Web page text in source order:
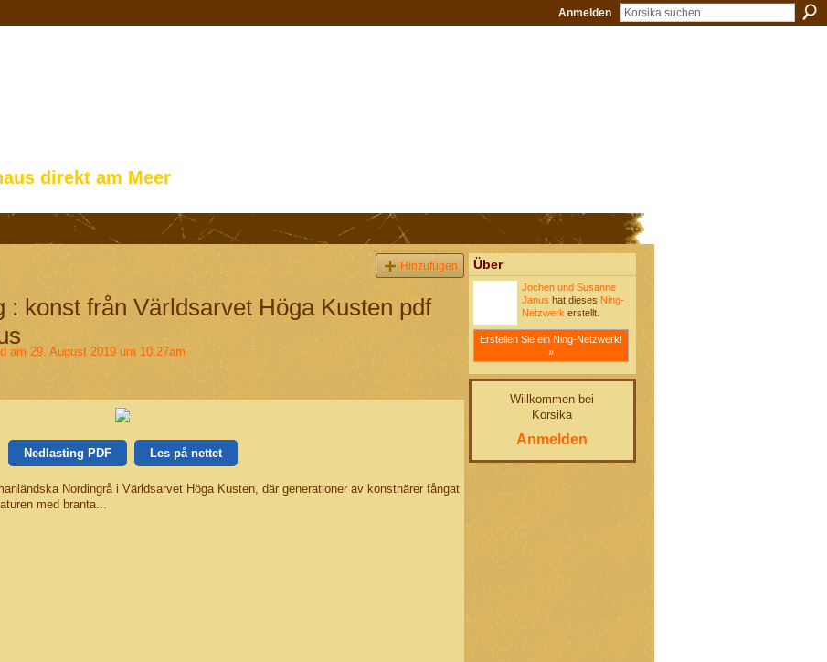
Anmelden
direkt am Meer
Hinzufügen
: konst från Världsarvet Höga Kusten pdf
am 29. August 2019 um 10:27am
Nedlasting PDF Les på nettet
Nordingrå i Världsarvet Höga Kusten, där generationer av konstnärer fångat
med branta...
Über
Jochen und Susanne
Janus hat dieses Ning-
Netzwerk erstellt.
Erstellen Sie ein Ning-Netzwerk!
»
Willkommen bei
Korsika
Anmelden